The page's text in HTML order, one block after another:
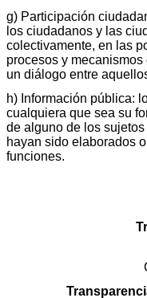
g) Participación
los ciudadanos y las
colectivamente, en las
procesos y
un diálogo entre
h) Información pública:
cualquiera que sea su
de alguno de los
hayan sido elaborados
funciones.